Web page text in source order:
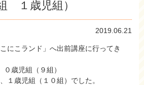
１歳児組）
2019.06.21
にこランド」へ出前講座に行ってき
０歳児組（９組）
１歳児組（１０組）でした。